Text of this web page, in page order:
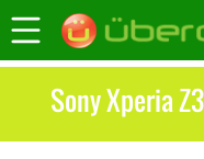
Sony Xperia